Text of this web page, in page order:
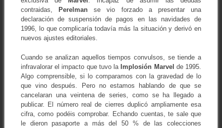
contraidas,
Perelman se vio forzado a presentar una
declaración de suspensión de pagos en las navidades de
1996, lo que complicaría todavía más la situación y derivó en
nuevos ajustes editoriales.
Cuando se analizan aquellos tiempos convulsos, se tiende a
infravalorar el impacto que tuvo la Implosión Marvel de 1995.
Algo comprensible, si lo comparamos con la gravedad de lo
que vino después. Pero no estamos hablando de que se
cancelaran una veintena de series, como se ha llegado a
publicar. El número real de cierres duplicó ampliamente esa
cifra, como podéis comprobar. Echando cuentas, te sale que
le dieron pasaporte a más del 50 % de las colecciones